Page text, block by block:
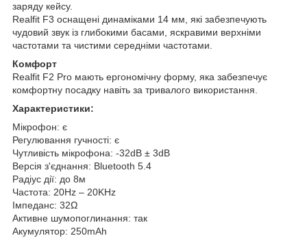
заряду кейсу.
Realfit F3 оснащені динаміками 14 мм, які забезпечують
чудовий звук із глибокими басами, яскравими верхніми
частотами та чистими середніми частотами.
Комфорт
Realfit F2 Pro мають ергономічну форму, яка забезпечує
комфортну посадку навіть за тривалого використання.
Характеристики:
Мікрофон: є
Регулювання гучності: є
Чутливість мікрофона: -32dB ± 3dB
Версія з'єднання: Bluetooth 5.4
Радіус дії: до 8м
Частота: 20Hz – 20KHz
Імпеданс: 32Ω
Активне шумопоглинання: так
Акумулятор: 250mAh